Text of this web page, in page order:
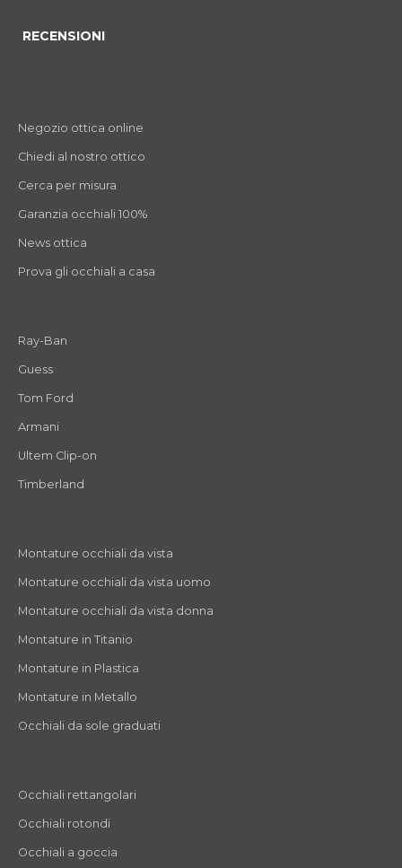
RECENSIONI
Negozio ottica online
Chiedi al nostro ottico
Cerca per misura
Garanzia occhiali 100%
News ottica
Prova gli occhiali a casa
Ray-Ban
Guess
Tom Ford
Armani
Ultem Clip-on
Timberland
Montature occhiali da vista
Montature occhiali da vista uomo
Montature occhiali da vista donna
Montature in Titanio
Montature in Plastica
Montature in Metallo
Occhiali da sole graduati
Occhiali rettangolari
Occhiali rotondi
Occhiali a goccia